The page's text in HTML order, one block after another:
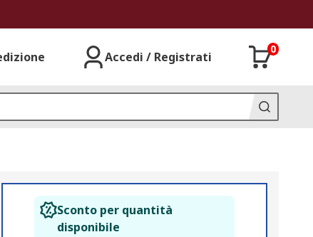
Accedi / Registrati
0
Sconto per quantità
disponibile